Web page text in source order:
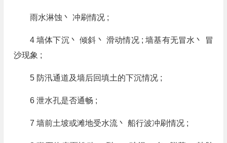
雨水淋蚀丶 冲刷情况 ;
4 墙体下沉丶 倾斜丶 滑动情况 ; 墙基有无冒水丶 冒
沙现象 ;
5 防汛通道及墙后回填土的下沉情况 ;
6 泄水孔是否通畅 ;
7 墙前土坡或滩地受水流丶 船行波冲刷情况 ;